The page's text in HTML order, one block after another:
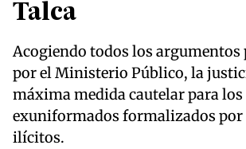
Talca
Acogiendo todos los argumentos
por el Ministerio Público, la
máxima medida cautelar para los
exuniformados formalizados por
ilícitos.